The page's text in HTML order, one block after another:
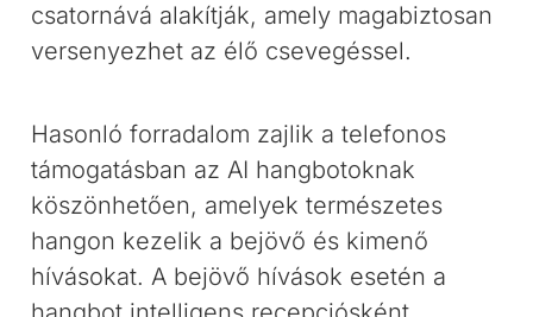
csatornává alakítják, amely magabiztosan
versenyezhet az élő csevegéssel.
Hasonló forradalom zajlik a telefonos
támogatásban az AI hangbotoknak
köszönhetően, amelyek természetes
hangon kezelik a bejövő és kimenő
hívásokat. A bejövő hívások esetén a